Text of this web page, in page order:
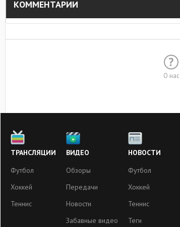
КОММЕНТАРИИ
О нас
ТРАНСЛЯЦИИ
Футбол
Хоккей
Теннис
ВИДЕО
Обзоры
Передачи
Новости
Забавные видео
НОВОСТИ
Футбол
Хоккей
Теннис
Теги